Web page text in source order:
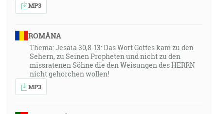
MP3
ROMÂNA
Thema: Jesaia 30,8-13: Das Wort Gottes kam zu den
Sehern, zu Seinen Propheten und nicht zu den
missratenen Söhne die den Weisungen des HERRN
nicht gehorchen wollen!
MP3